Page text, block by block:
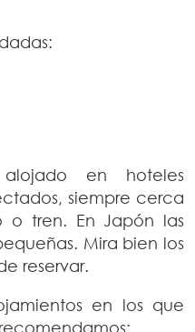
en hoteles
siempre cerca
o tren. En Japón las
Mira bien los
reservar.
en los que